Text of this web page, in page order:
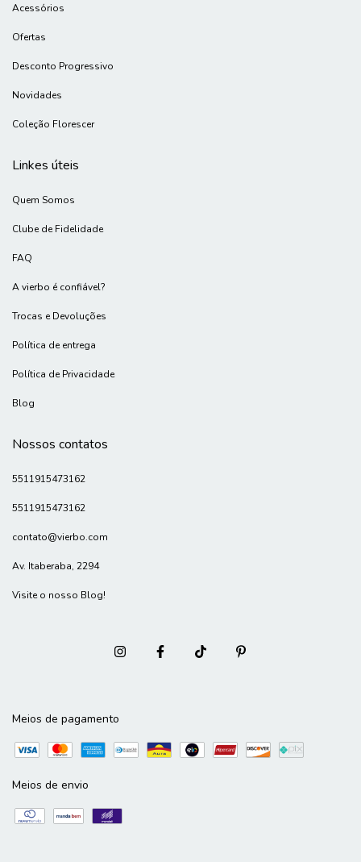
Acessórios
Ofertas
Desconto Progressivo
Novidades
Coleção Florescer
Linkes úteis
Quem Somos
Clube de Fidelidade
FAQ
A vierbo é confiável?
Trocas e Devoluções
Política de entrega
Política de Privacidade
Blog
Nossos contatos
5511915473162
5511915473162
contato@vierbo.com
Av. Itaberaba, 2294
Visite o nosso Blog!
Meios de pagamento
Meios de envio